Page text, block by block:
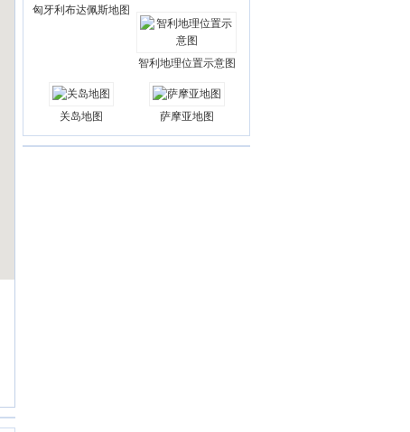
匈牙利布达佩斯地图
智利地理位置示意图
关岛地图 萨摩亚地图